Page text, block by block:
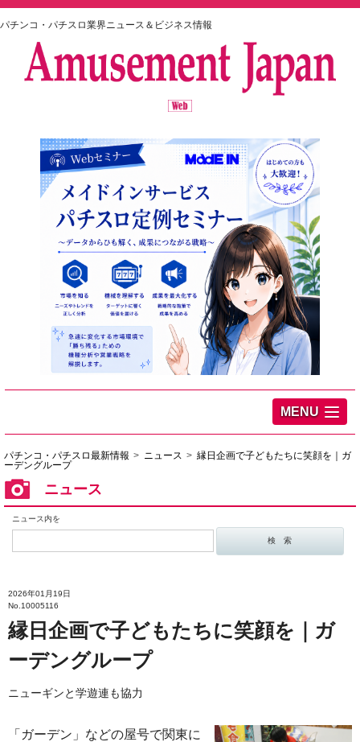
パチンコ・パチスロ業界ニュース＆ビジネス情報
MENU
パチンコ・パチスロ最新情報 ニュース
縁日企画で子どもたちに笑顔を｜ガ
ーデングループ
ニュース
ニュース内を
2026年01月19日
No.10005116
縁日企画で子どもたちに笑顔を｜ガ
ーデングループ
ニューギンと学遊連も協力
「ガーデン」などの屋号で関東に